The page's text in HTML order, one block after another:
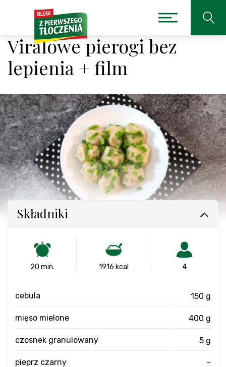
Viralowe pierogi bez
lepienia + film
Składniki
20 min. 1916 kcal 4
cebula 150 g
mięso mielone 400 g
czosnek granulowany 5 g
pieprz czarny -